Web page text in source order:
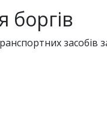
боргів
засобів